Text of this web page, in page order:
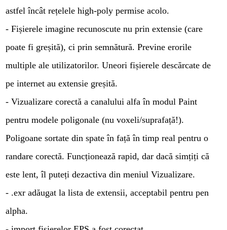
astfel încât rețelele high-poly permise acolo.
- Fișierele imagine recunoscute nu prin extensie (care
poate fi greșită), ci prin semnătură. Previne erorile
multiple ale utilizatorilor. Uneori fișierele descărcate de
pe internet au extensie greșită.
- Vizualizare corectă a canalului alfa în modul Paint
pentru modele poligonale (nu voxeli/suprafață!).
Poligoane sortate din spate în față în timp real pentru o
randare corectă. Funcționează rapid, dar dacă simțiți că
este lent, îl puteți dezactiva din meniul Vizualizare.
- .exr adăugat la lista de extensii, acceptabil pentru pen
alpha.